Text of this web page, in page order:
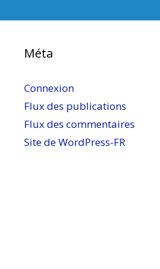
Méta
Connexion
Flux des publications
Flux des commentaires
Site de WordPress-FR